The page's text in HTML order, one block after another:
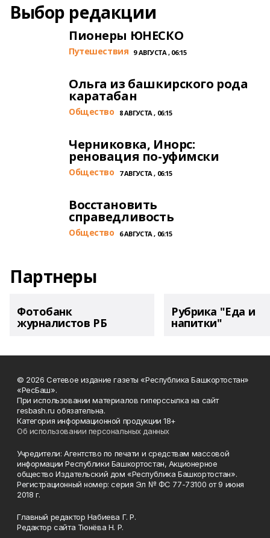
Выбор редакции
Пионеры ЮНЕСКО
Путешествия 9 АВГУСТА , 06:15
Ольга из башкирского рода
каратабан
Общество 8 АВГУСТА , 06:15
Черниковка, Инорс:
реновация по-уфимски
Общество 7 АВГУСТА , 06:15
Восстановить
справедливость
Общество 6 АВГУСТА , 06:15
Партнеры
Фотобанк
журналистов РБ
Рубрика "Еда и
напитки"
© 2026 Сетевое издание газеты «Республика Башкортостан»
«РесБаш».
При использовании материалов гиперссылка на сайт
resbash.ru обязательна.
Категория информационной продукции 18+
Об использовании персональных данных
Учредители: Агентство по печати и средствам массовой
информации Республики Башкортостан, Акционерное
общество Издательский дом «Республика Башкортостан».
Регистрационный номер: серия Эл № ФС 77-73100 от 9 июня
2018 г.
Главный редактор Набиева Г. Р.
Редактор сайта Тюнёва Н. Р.